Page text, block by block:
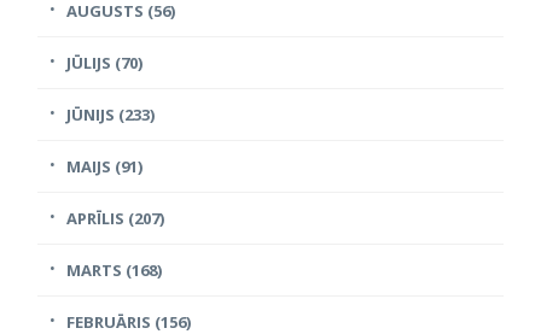
AUGUSTS (56)
JŪLIJS (70)
JŪNIJS (233)
MAIJS (91)
APRĪLIS (207)
MARTS (168)
FEBRUĀRIS (156)